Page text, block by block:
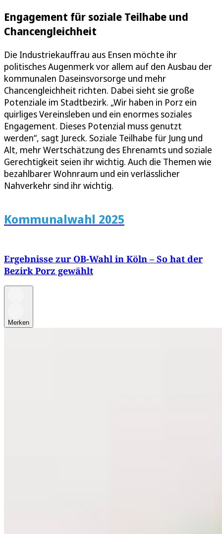
Engagement für soziale Teilhabe und
Chancengleichheit
Die Industriekauffrau aus Ensen möchte ihr
politisches Augenmerk vor allem auf den Ausbau der
kommunalen Daseinsvorsorge und mehr
Chancengleichheit richten. Dabei sieht sie große
Potenziale im Stadtbezirk. „Wir haben in Porz ein
quirliges Vereinsleben und ein enormes soziales
Engagement. Dieses Potenzial muss genutzt
werden“, sagt Jureck. Soziale Teilhabe für Jung und
Alt, mehr Wertschätzung des Ehrenamts und soziale
Gerechtigkeit seien ihr wichtig. Auch die Themen wie
bezahlbarer Wohnraum und ein verlässlicher
Nahverkehr sind ihr wichtig.
Kommunalwahl 2025
Ergebnisse zur OB-Wahl in Köln – So hat der
Bezirk Porz gewählt
Merken